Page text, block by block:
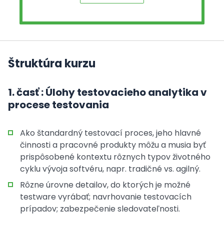
Štruktúra kurzu
1. časť : Úlohy testovacieho analytika v
procese testovania
Ako štandardný testovací proces, jeho hlavné
činnosti a pracovné produkty môžu a musia byť
prispôsobené kontextu rôznych typov životného
cyklu vývoja softvéru, napr. tradičné vs. agilný.
Rôzne úrovne detailov, do ktorých je možné
testware vyrábať; navrhovanie testovacích
prípadov; zabezpečenie sledovateľnosti.